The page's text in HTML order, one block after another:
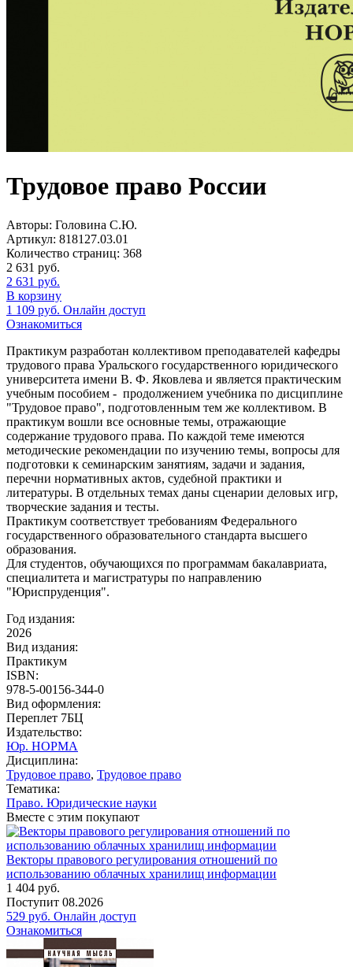
Трудовое право России
Авторы: Головина С.Ю.
Артикул: 818127.03.01
Количество страниц: 368
2 631 руб.
2 631 руб.
В корзину
1 109 руб. Онлайн доступ
Ознакомиться
Практикум разработан коллективом преподавателей кафедры
трудового права Уральского государственного юридического
университета имени В. Ф. Яковлева и является практическим
учебным пособием - продолжением учебника по дисциплине
"Трудовое право", подготовленным тем же коллективом. В
практикум вошли все основные темы, отражающие
содержание трудового права. По каждой теме имеются
методические рекомендации по изучению темы, вопросы для
подготовки к семинарским занятиям, задачи и задания,
перечни нормативных актов, судебной практики и
литературы. В отдельных темах даны сценарии деловых игр,
творческие задания и тесты.
Практикум соответствует требованиям Федерального
государственного образовательного стандарта высшего
образования.
Для студентов, обучающихся по программам бакалавриата,
специалитета и магистратуры по направлению
"Юриспруденция".
Год издания:
2026
Вид издания:
Практикум
ISBN:
978-5-00156-344-0
Вид оформления:
Переплет 7БЦ
Издательство:
Юр. НОРМА
Дисциплина:
Трудовое право, Трудовое право
Тематика:
Право. Юридические науки
Вместе с этим покупают
Векторы правового регулирования отношений по
использованию облачных хранилищ информации
1 404 руб.
Поступит 08.2026
529 руб. Онлайн доступ
Ознакомиться